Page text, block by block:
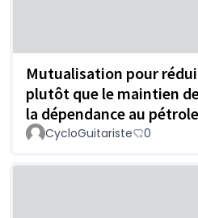
Mutualisation pour
plutôt que le maintien
la dépendance au pétrole
CycloGuitariste 0